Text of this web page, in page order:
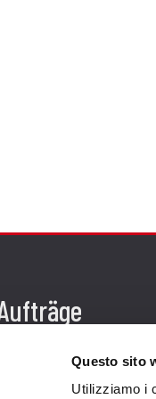
Questo sito
Utilizziamo i